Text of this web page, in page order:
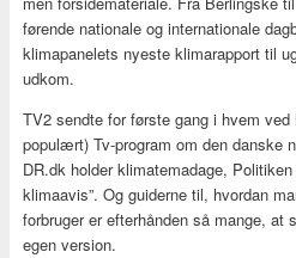
førende nationale og internationale
klimapanelets nyeste klimarapport til
udkom.
TV2 sendte for første gang i hvem
populært) Tv-program om den danske
DR.dk holder klimatemadage,
klimaavis”. Og guiderne til, hvordan
forbruger er efterhånden så mange, at
egen version.